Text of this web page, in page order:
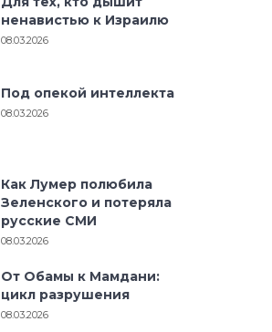
ненавистью к Израилю
08.03.2026
Под опекой интеллекта
08.03.2026
Как Лумер полюбила
Зеленского и потеряла
русские СМИ
08.03.2026
От Обамы к Мамдани:
цикл разрушения
08.03.2026